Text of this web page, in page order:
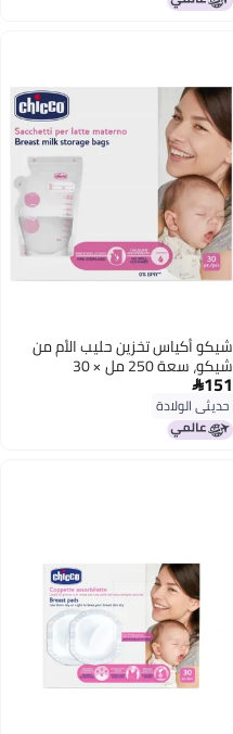
شيكو أكياس تخزين حليب الأم من
شيكو، سعة 250 مل × 30
151
حديثي الولادة